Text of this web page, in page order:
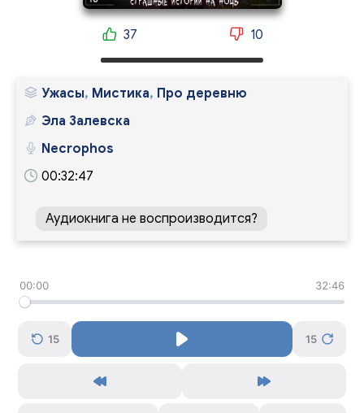
37 10
Ужасы, Мистика, Про деревню
Эла Залевска
Necrophos
00:32:47
Аудиокнига не воспроизводится?
00:00 32:46
15 15